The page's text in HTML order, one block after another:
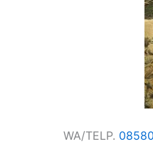
WA/TELP.